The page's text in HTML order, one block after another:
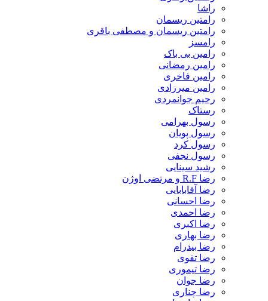
راشا
رامتین ریسمان
رامتین ریسمان و مصطفی باقری
رامسز
رامین بی باک
رامین رمضانی
رامین فاخری
رامین میرزادی
رحیم جوانمردی
رستاک
رسول بهرامی
رسول پویان
رسول کرد
رسول نجفی
رشید سینایی
رضا R.F و مرتضی اوژن
رضا آقابابایی
رضا احسانی
رضا احمدی
رضا اکبری
رضا بهاری
رضا بیدرام
رضا تقوی
رضا تیموری
رضا جوان
رضا چناری